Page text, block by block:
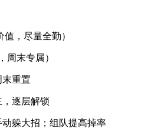
，尽量全勤）
周末专属）
末重置
逐层解锁
躲大招；组队提高掉率